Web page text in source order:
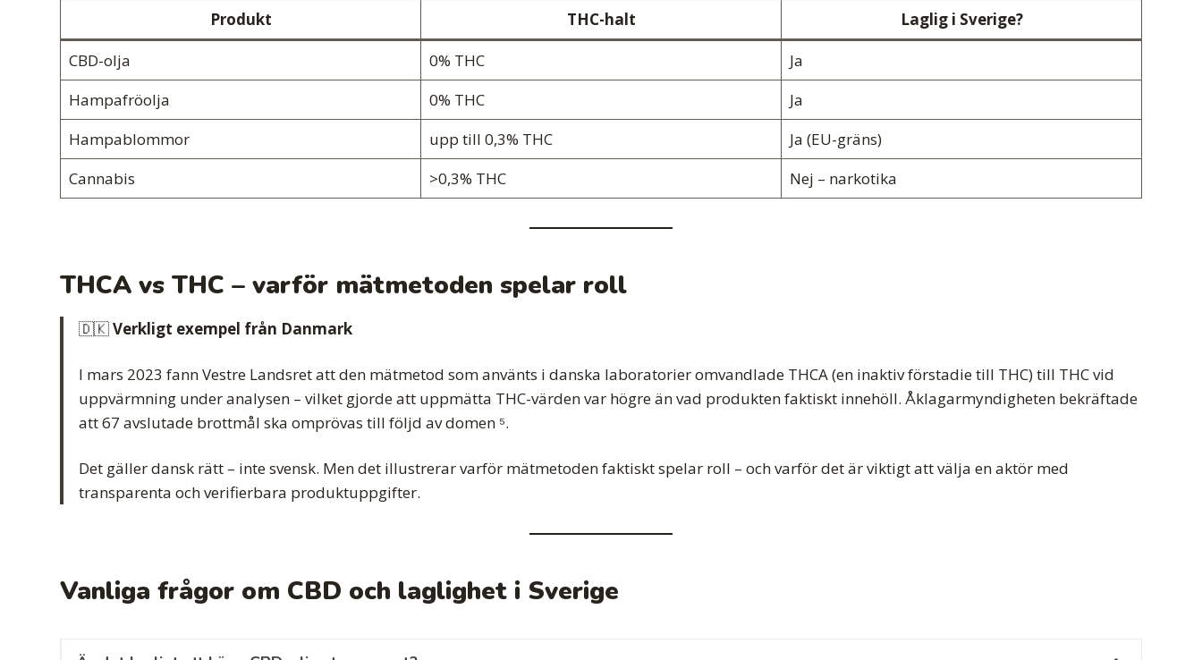
Produkt THC-halt
Laglig i Sverige?
CBD-olja
0% THC
Ja
Hampafröolja
0% THC
Ja
Hampablommor
upp till 0,3% THC
Ja (EU-gräns)
Cannabis
>0,3% THC Nej – narkotika
THCA vs THC – varför mätmetoden spelar roll
🇩🇰Verkligt exempel från Danmark
I mars 2023 fann Vestre Landsret att den mätmetod som använts i danska laboratorier omvandlade THCA (en inaktiv förstadie till THC) till THC vid
uppvärmning under analysen – vilket gjorde att uppmätta THC-värden var högre än vad produkten faktiskt innehöll. Åklagarmyndigheten bekräftade
att 67 avslutade brottmål ska omprövas till följd av domen ⁵.
Det gäller dansk rätt – inte svensk. Men det illustrerar varför mätmetoden faktiskt spelar roll – och varför det är viktigt att välja en aktör med
transparenta och verifierbara produktuppgifter.
Vanliga frågor om CBD och laglighet i Sverige